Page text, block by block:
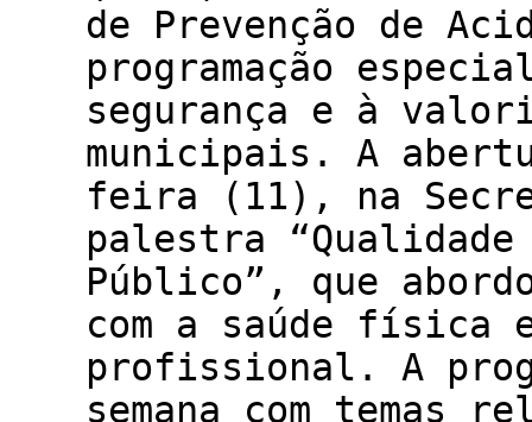
de Prevenção de
programação
segurança e à
municipais. A
feira (11), na
palestra
Público”, que
com a saúde física
profissional. A
semana com temas